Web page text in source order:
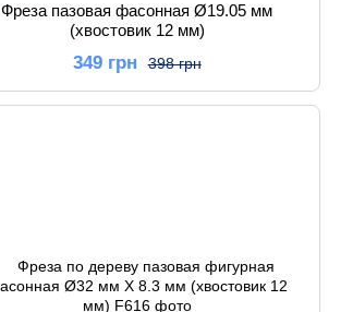
Фреза пазовая фасонная Ø19.05 мм
(хвостовик 12 мм)
398 грн
349 грн